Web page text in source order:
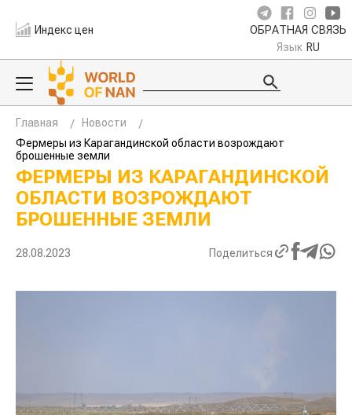
Индекс цен ОБРАТНАЯ СВЯЗЬ
Язык RU
Главная
Новости
Фермеры из Карагандинской области возрождают
брошенные земли
ФЕРМЕРЫ ИЗ КАРАГАНДИНСКОЙ
ОБЛАСТИ ВОЗРОЖДАЮТ
БРОШЕННЫЕ ЗЕМЛИ
28.08.2023 Поделиться